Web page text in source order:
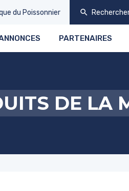
du Poissonnier search
PARTENAIRES
DE LA